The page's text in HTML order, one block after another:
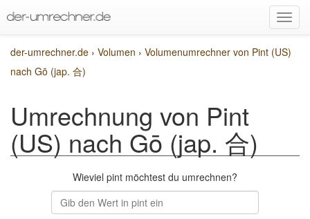
der-umrechner.de › Volumen › Volumenumrechner von Pint (US)
nach Gō (jap. 合)
Umrechnung von Pint
(US) nach Gō (jap. 合)
Wieviel pint möchtest du umrechnen?